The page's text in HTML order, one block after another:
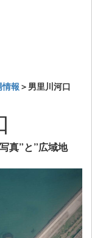
報 ＞男里川河口
真”と”広域地